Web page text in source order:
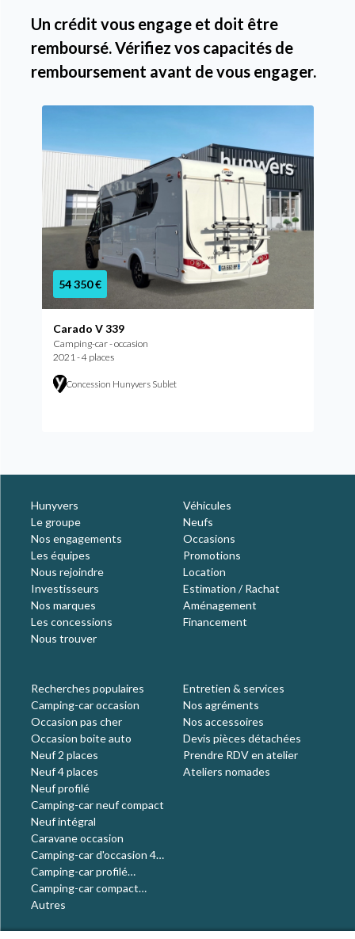
Un crédit vous engage et doit être
remboursé. Vérifiez vos capacités de
remboursement avant de vous engager.
54 350 €
Carado V 339
Camping-car - occasion
2021 - 4 places
Concession Hunyvers Sublet
Hunyvers
Le groupe
Nos engagements
Les équipes
Nous rejoindre
Investisseurs
Nos marques
Les concessions
Nous trouver
Véhicules
Neufs
Occasions
Promotions
Location
Estimation / Rachat
Aménagement
Financement
Recherches populaires
Camping-car occasion
Occasion pas cher
Occasion boite auto
Neuf 2 places
Neuf 4 places
Neuf profilé
Camping-car neuf compact
Neuf intégral
Caravane occasion
Camping-car d'occasion 4
places
Camping-car profilé
occasion
Camping-car compact
occasion
Autres
Entretien & services
Nos agréments
Nos accessoires
Devis pièces détachées
Prendre RDV en atelier
Ateliers nomades